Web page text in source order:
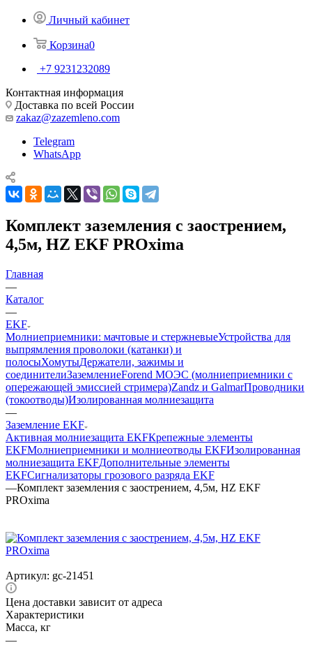
Личный кабинет
Корзина0
+7 9231232089
Контактная информация
Доставка по всей России
zakaz@zazemleno.com
Telegram
WhatsApp
Комплект заземления с заострением,
4,5м, HZ EKF PROxima
Главная
—
Каталог
—
EKF
Молниеприемники: мачтовые и стержневыеУстройства для
выпрямления проволоки (катанки) и
полосыХомутыДержатели, зажимы и
соединителиЗаземлениеForend МОЭС (молниеприемники с
опережающей эмиссией стримера)Zandz и GalmarПроводники
(токоотводы)Изолированная молниезащита
—
Заземление EKF
Активная молниезащита EKFКрепежные элементы
EKFМолниеприемники и молниеотводы EKFИзолированная
молниезащита EKFДополнительные элементы
EKFСигнализаторы грозового разряда EKF
—Комплект заземления с заострением, 4,5м, HZ EKF
PROxima
Артикул: gc-21451
Цена доставки зависит от адреса
Характеристики
Масса, кг
—